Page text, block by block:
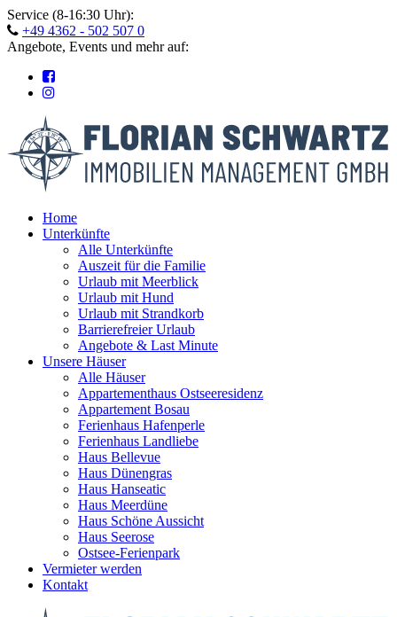
Skip
to
content
Service (8-16:30 Uhr):
+49 4362 - 502 507 0
Angebote, Events und mehr auf:
Home
Unterkünfte
Alle Unterkünfte
Auszeit für die Familie
Urlaub mit Meerblick
Urlaub mit Hund
Urlaub mit Strandkorb
Barrierefreier Urlaub
Angebote & Last Minute
Unsere Häuser
Alle Häuser
Appartementhaus Ostseeresidenz
Appartement Bosau
Ferienhaus Hafenperle
Ferienhaus Landliebe
Haus Bellevue
Haus Dünengras
Haus Hanseatic
Haus Meerdüne
Haus Schöne Aussicht
Haus Seerose
Ostsee-Ferienpark
Vermieter werden
Kontakt